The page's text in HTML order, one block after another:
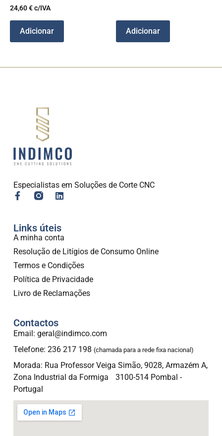
24,60€c/IVA
Adicionar Adicionar
Especialistas em Soluções de Corte CNC
Links úteis
A minha conta
Resolução de Litígios de Consumo Online
Termos e Condições
Política de Privacidade
Livro de Reclamações
Contactos
Email: geral@indimco.com
Telefone: 236 217 198 (chamada para a rede fixa nacional)
Morada: Rua Professor Veiga Simão, 9028, Armazém A,
Zona Industrial da Formiga 3100-514 Pombal -
Portugal